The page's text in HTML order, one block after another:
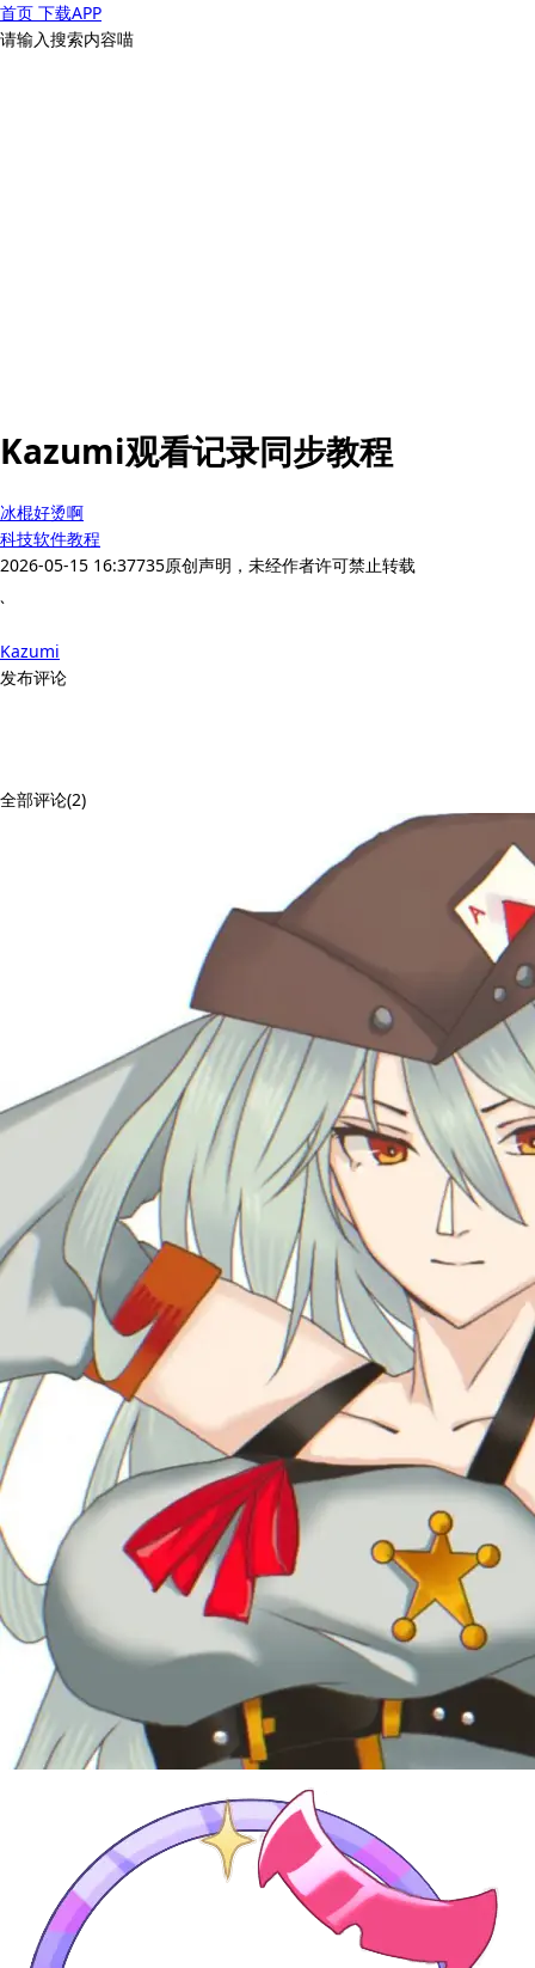
首页 下载APP
请输入搜索内容喵
Kazumi观看记录同步教程
冰棍好烫啊
科技软件教程
2026-05-15 16:37735原创声明，未经作者许可禁止转载
`
Kazumi
发布评论
全部评论(2)